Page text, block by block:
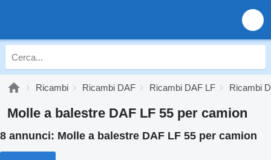
Ricambi Ricambi DAF Ricambi DAF LF Ricambi
Molle a balestre DAF LF 55 per camion
8 annunci: Molle a balestre DAF LF 55 per camion